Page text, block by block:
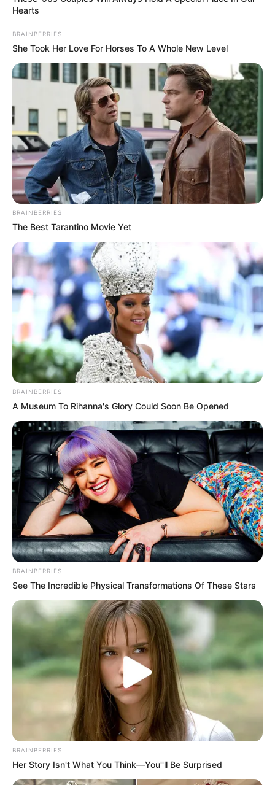
LIHAT ARTIKEL LAINNYA
Hearts
BRAINBERRIES
She Took Her Love For Horses To A Whole New Level
BRAINBERRIES
The Best Tarantino Movie Yet
BRAINBERRIES
A Museum To Rihanna's Glory Could Soon Be Opened
BRAINBERRIES
See The Incredible Physical Transformations Of These Stars
BRAINBERRIES
Her Story Isn't What You Think—You''ll Be Surprised